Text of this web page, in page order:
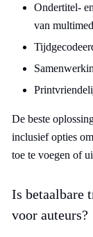
Ondertitel-
van
De beste
inclusief opties
toe te voegen of
Is betaalbare
voor auteurs?